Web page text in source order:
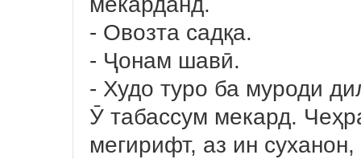
- Овозта садқа.
- Ҷонам шавӣ.
- Худо туро ба муроди
Ӯ табассум мекард.
мегирифт, аз ин